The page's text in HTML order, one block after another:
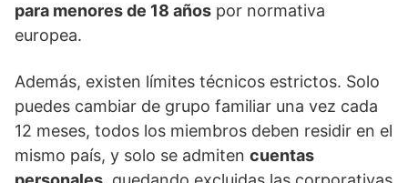
para menores de 18 años por normativa
europea.
Además, existen límites técnicos estrictos. Solo
puedes cambiar de grupo familiar una vez cada
12 meses, todos los miembros deben residir en el
mismo país, y solo se admiten cuentas